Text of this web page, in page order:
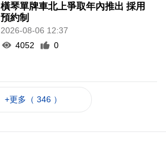
橫琴單牌車北上爭取年內推出 採用
預約制
2026-08-06 12:37
4052
0
+更多（ 346 ）